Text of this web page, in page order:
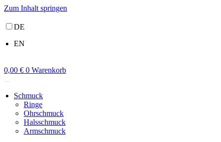
Zum Inhalt springen
DE
EN
0,00 € 0 Warenkorb
Schmuck
Ringe
Ohrschmuck
Halsschmuck
Armschmuck